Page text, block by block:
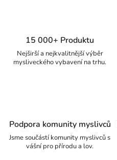
15 000+ Produktu
Nejširší a nejkvalitnější výběr
mysliveckého vybavení na trhu.
Podpora komunity myslivců
Jsme součástí komunity myslivců s
vášní pro přírodu a lov.